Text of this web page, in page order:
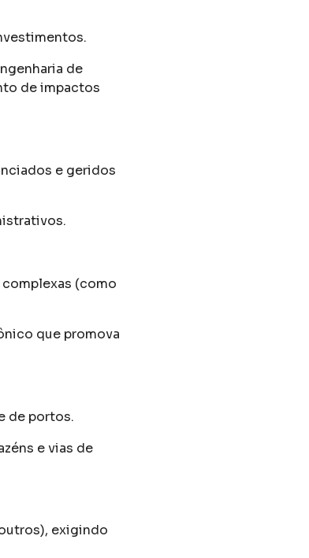
de
de impactos
e geridos
(como
que promova
de portos.
e vias de
exigindo